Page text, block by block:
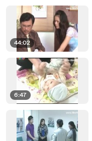
44:02
6:47